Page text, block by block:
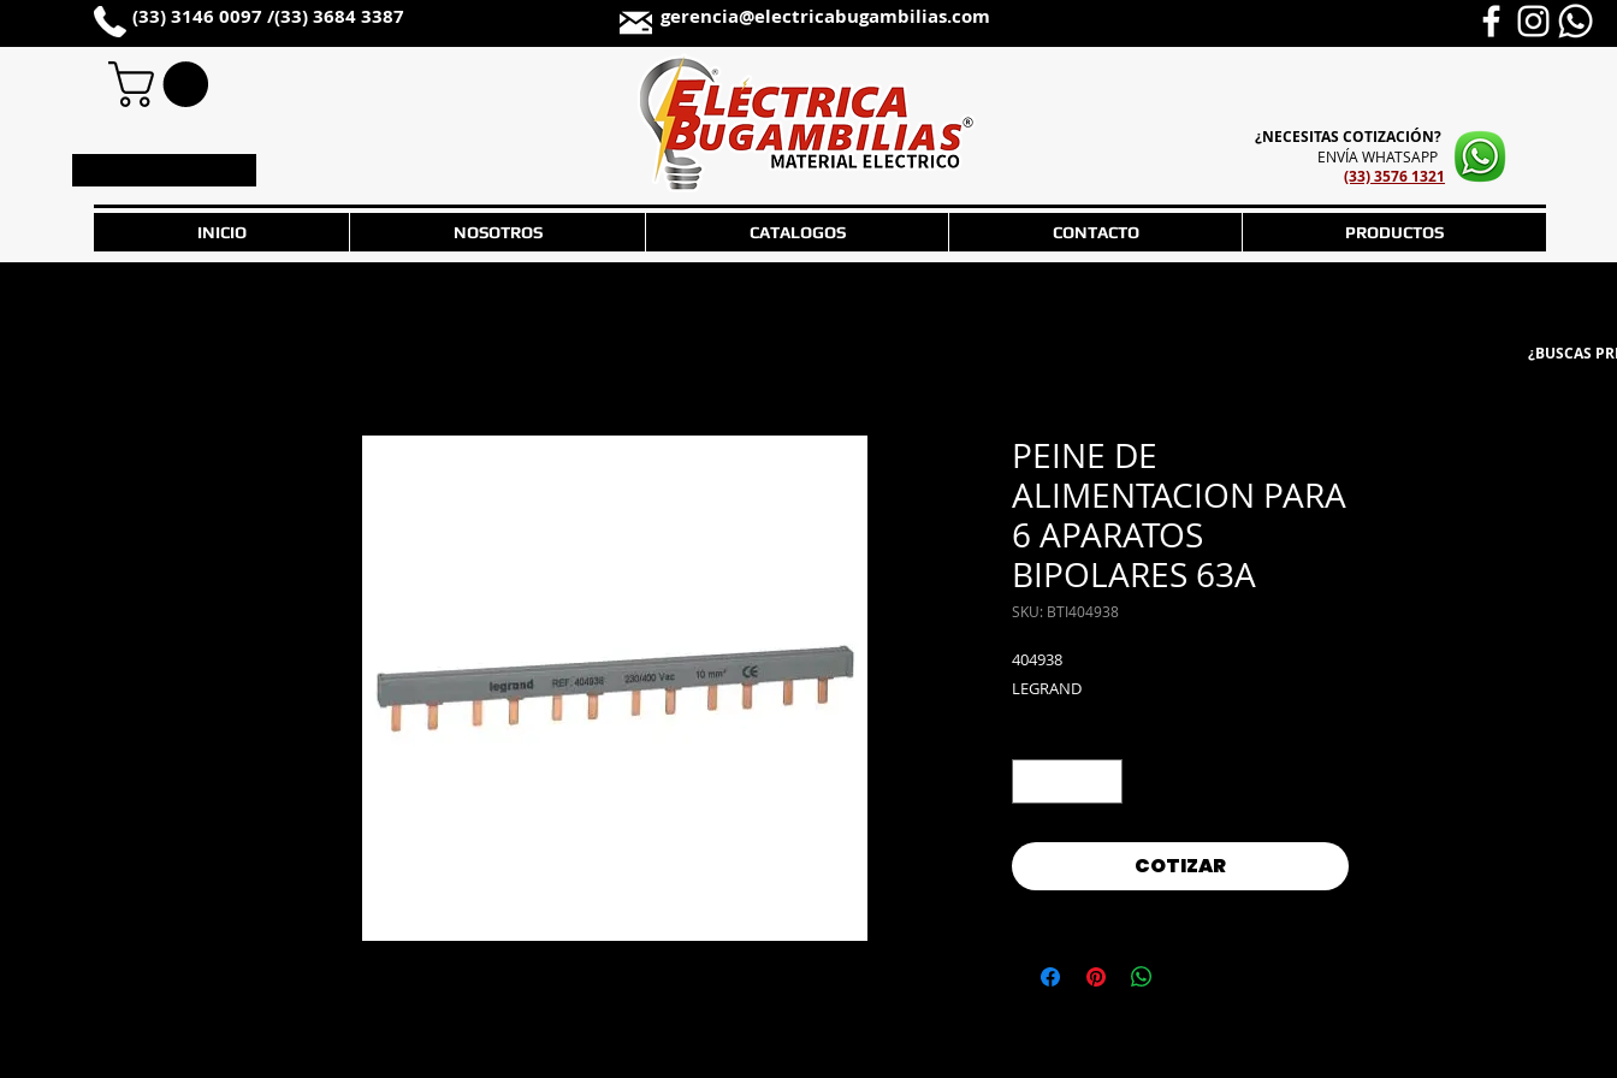
(33) 3146 0097 /(33) 3684 3387 gerencia@electricabugambilias.com
¿NECESITAS COTIZACIÓN?
ENVÍA WHATSAPP
(33) 3576 1321
INICIO NOSOTROS CATALOGOS CONTACTO PRODUCTOS
PEINE DE
ALIMENTACION PARA
6 APARATOS
BIPOLARES 63A
SKU: BTI404938
404938
LEGRAND
COTIZAR
¿BUSCAS